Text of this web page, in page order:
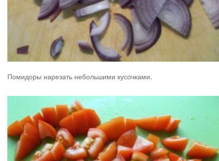
Помидоры нарезать небольшими кусочками.